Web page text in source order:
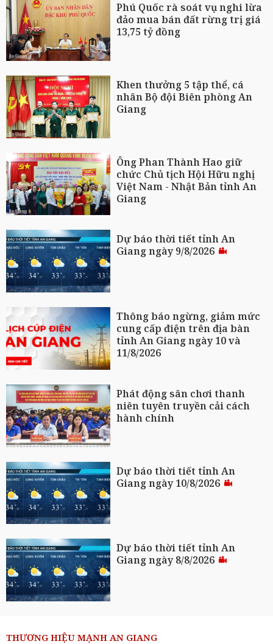
Phú Quốc rà soát vụ nghi lừa
đảo mua bán đất rừng trị giá
13,75 tỷ đồng
Khen thưởng 5 tập thể, cá
nhân Bộ đội Biên phòng An
Giang
Ông Phan Thành Hao giữ
chức Chủ tịch Hội Hữu nghị
Việt Nam - Nhật Bản tỉnh An
Giang
Dự báo thời tiết tỉnh An
Giang ngày 9/8/2026
Thông báo ngừng, giảm mức
cung cấp điện trên địa bàn
tỉnh An Giang ngày 10 và
11/8/2026
Phát động sân chơi thanh
niên tuyên truyền cải cách
hành chính
Dự báo thời tiết tỉnh An
Giang ngày 10/8/2026
Dự báo thời tiết tỉnh An
Giang ngày 8/8/2026
THƯƠNG HIỆU MẠNH AN GIANG